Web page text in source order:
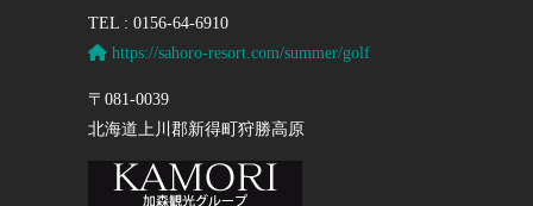
TEL : 0156-64-6910
https://sahoro-resort.com/summer/golf
〒081-0039
北海道上川郡新得町狩勝高原